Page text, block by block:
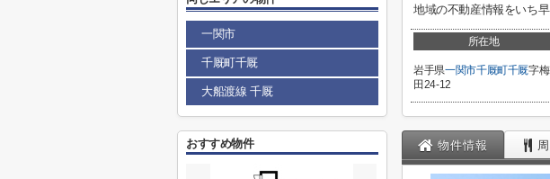
地域の不動産情報をいち早
所在地
岩手県一関市千厩町千厩字梅
田24-12
物件情報
一関市
千厩町千厩
大船渡線 千厩
おすすめ物件